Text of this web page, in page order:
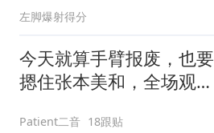
左脚爆射得分
今天就算手臂报废，也要
摁住张本美和，全场观众
Patient二音 18跟贴